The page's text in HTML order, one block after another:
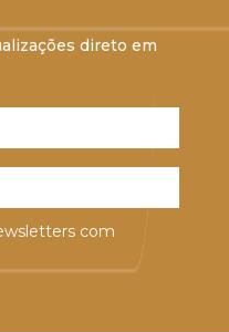
direto em
com